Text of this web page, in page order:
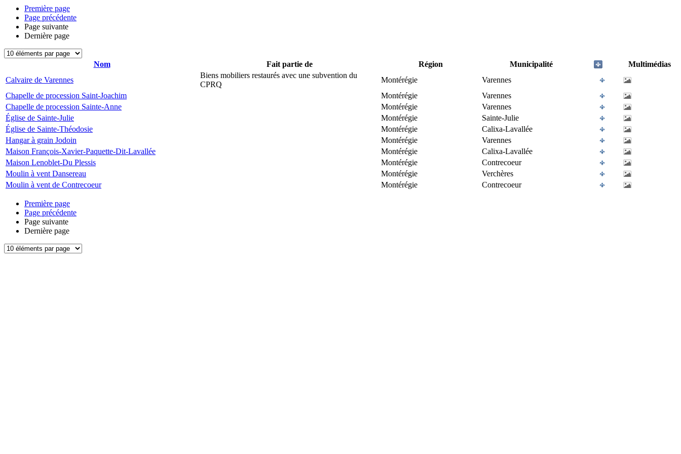
Première page
Page précédente
Page suivante
Dernière page
Nom Fait partie de Région Municipalité
Multimédias
Calvaire de Varennes
Biens mobiliers restaurés avec une subvention du
CPRQ
Montérégie
Varennes
Chapelle de procession Saint-Joachim
Montérégie
Varennes
Chapelle de procession Sainte-Anne
Montérégie
Varennes
Église de Sainte-Julie
Montérégie
Sainte-Julie
Église de Sainte-Théodosie
Montérégie
Calixa-Lavallée
Hangar à grain Jodoin
Montérégie
Varennes
Maison François-Xavier-Paquette-Dit-Lavallée
Montérégie
Calixa-Lavallée
Maison Lenoblet-Du Plessis
Montérégie
Contrecoeur
Moulin à vent Dansereau
Montérégie
Verchères
Moulin à vent de Contrecoeur
Montérégie Contrecoeur
Première page
Page précédente
Page suivante
Dernière page